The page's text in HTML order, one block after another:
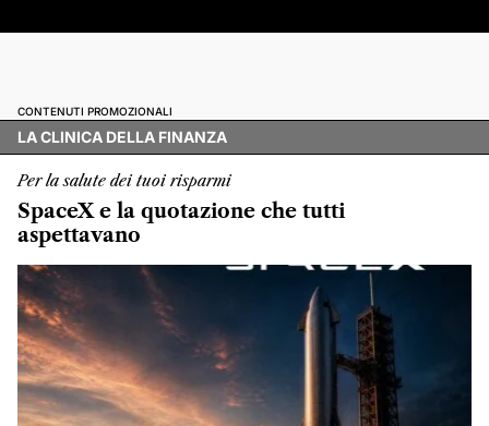
CONTENUTI PROMOZIONALI
LA CLINICA DELLA FINANZA
Per la salute dei tuoi risparmi
SpaceX e la quotazione che tutti
aspettavano